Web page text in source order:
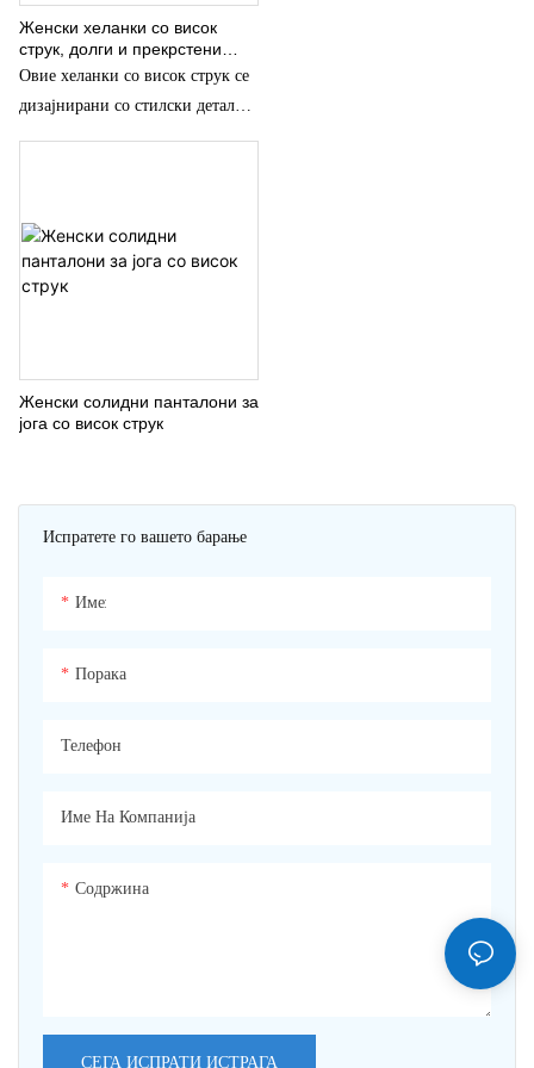
Испратете го вашето барање
Име:
Порака
Телефон
Име На Компанија
Содржина
СЕГА ИСПРАТИ ИСТРАГА
теретана или лежерна облека на
отворено, овие еднобојни
хеланки нудат разновидни
перформанси во секое годишно
време. Движете се самоуверено,
Женски хеланки со висок
струк, долги и прекрстени
хеланки за половината -
облека
Овие хеланки со висок струк се
дизајнирани со стилски детали
со вкрстен струк за да обезбедат
Произведени од искусни
производители на спортска
облека, тие нудат стил и
Женски солидни панталони за
јога со висок струк